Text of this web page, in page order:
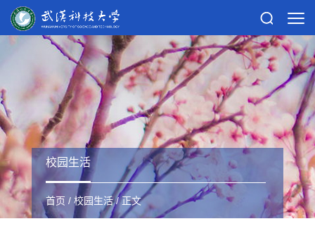
校园生活
首页 / 校园生活/ 正文